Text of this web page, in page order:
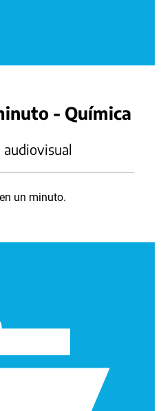
- Química
audiovisual
un minuto.